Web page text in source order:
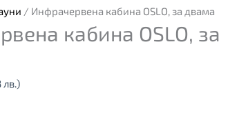
/ Инфрачервена кабина OSLO, за двама
кабина OSLO, за
лв.)